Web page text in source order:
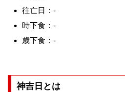
往亡日：-
時下食：-
歳下食：-
神吉日とは